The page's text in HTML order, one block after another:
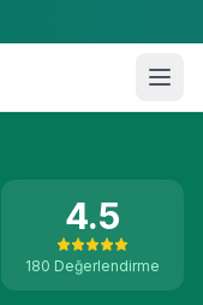
4.5
180 Değerlendirme